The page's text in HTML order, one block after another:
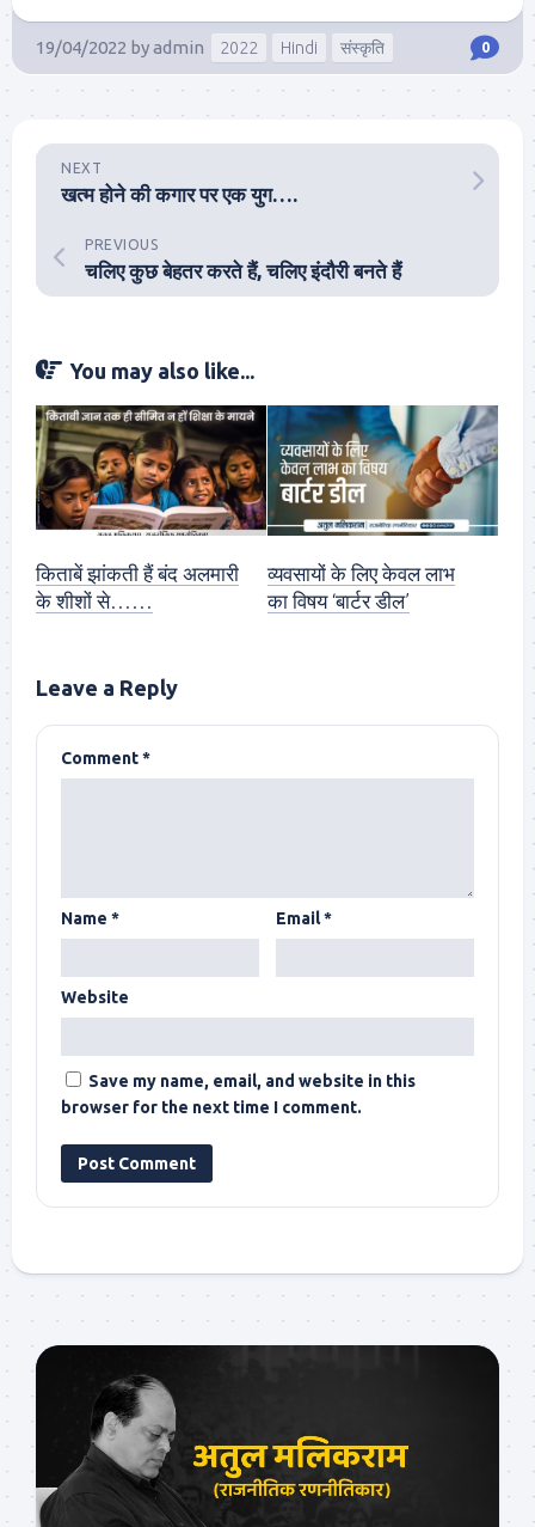
19/04/2022 byadmin 2022 Hindi संस्कृति 0
NEXT
खत्म होने की कगार पर एक युग….
PREVIOUS
चलिए कुछ बेहतर करते हैं, चलिए इंदौरी बनते हैं
You may also like...
किताबें झांकती हैं बंद अलमारी
के शीशों से……
व्यवसायों के लिए केवल लाभ
का विषय ‘बार्टर डील’
Leave a Reply
Comment*
Name * Email*
Website
Save my name, email, and website in this
browser for the next time I comment.